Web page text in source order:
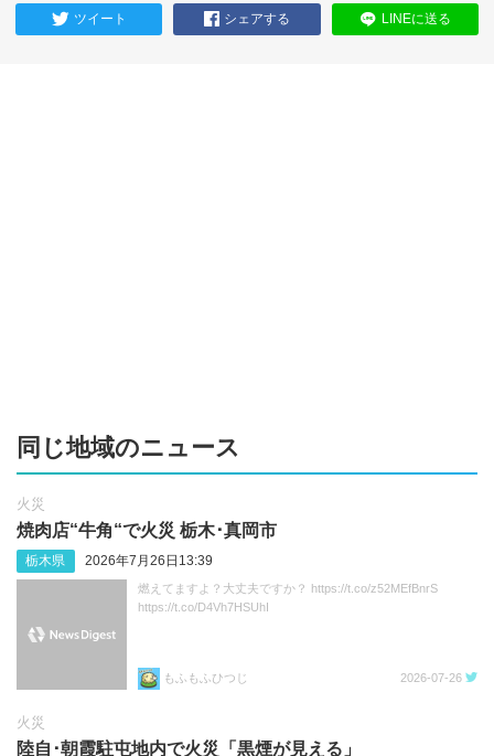
ツイート シェアする LINEに送る
同じ地域のニュース
火災
焼肉店“牛角“で火災 栃木･真岡市
栃木県 2026年7月26日13:39
燃えてますよ？大丈夫ですか？ https://t.co/z52MEfBnrS
https://t.co/D4Vh7HSUhI
もふもふひつじ 2026-07-26
火災
陸自･朝霞駐屯地内で火災「黒煙が見える」